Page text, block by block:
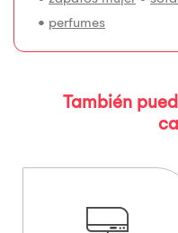
• perfumes
También